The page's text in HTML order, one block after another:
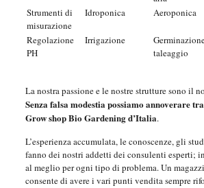
Strumenti di
misurazione
Idroponica Aeroponica
Regolazione
PH
Irrigazione
taleaggio
La nostra passione e le nostre strutture sono il
Senza falsa modestia possiamo annoverare
Grow shop Bio Gardening d’Italia.
L’esperienza accumulata, le conoscenze, gli
fanno dei nostri addetti dei consulenti esperti;
al meglio per ogni tipo di problema. Un
consente di avere i vari punti vendita sempre